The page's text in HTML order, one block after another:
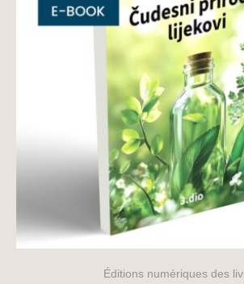
Éditions numériques des